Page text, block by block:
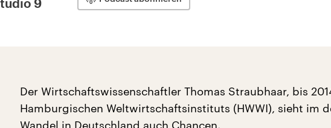
9
Der Wirtschaftswissenschaftler Thomas Straubhaar, bis
Hamburgischen Weltwirtschaftsinstituts (HWWI), sieht im
Wandel in Deutschland auch Chancen.